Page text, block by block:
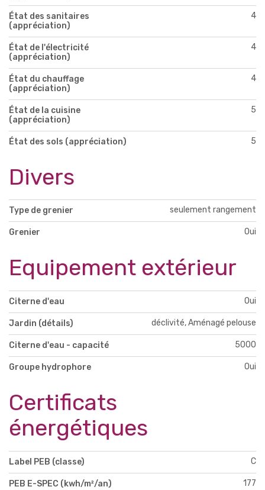
État des sanitaires
(appréciation)
4
État de l'électricité
(appréciation)
4
État du chauffage
(appréciation)
4
État de la cuisine
(appréciation)
5
État des sols (appréciation) 5
Divers
Type de grenier seulement rangement
Grenier Oui
Equipement extérieur
Citerne d'eau Oui
Jardin (détails) déclivité, Aménagé pelouse
Citerne d'eau - capacité 5000
Groupe hydrophore Oui
Certificats
énergétiques
Label PEB (classe) C
PEB E-SPEC (kwh/m²/an) 177